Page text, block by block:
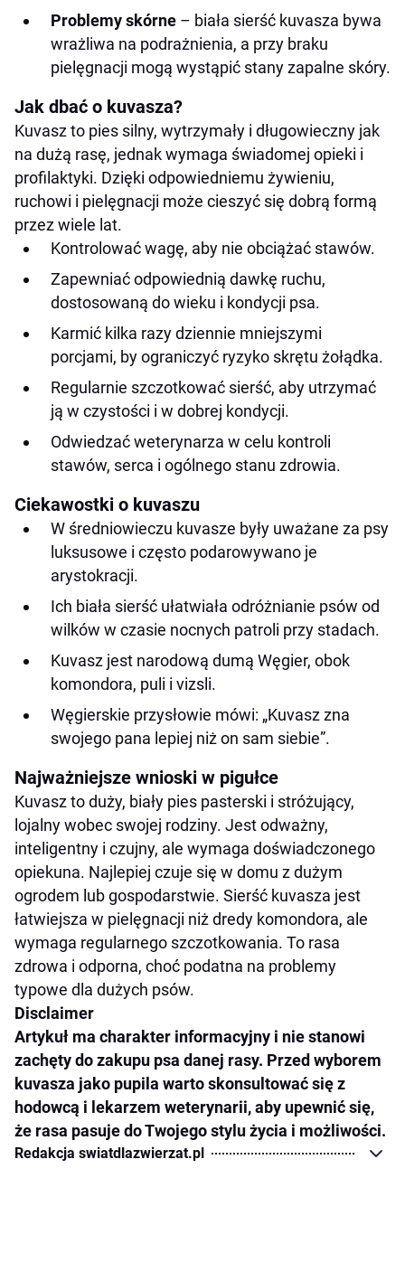
Problemy skórne – biała sierść kuvasza bywa
wrażliwa na podrażnienia, a przy braku
pielęgnacji mogą wystąpić stany zapalne skóry.
Jak dbać o kuvasza?
Kuvasz to pies silny, wytrzymały i długowieczny jak
na dużą rasę, jednak wymaga świadomej opieki i
profilaktyki. Dzięki odpowiedniemu żywieniu,
ruchowi i pielęgnacji może cieszyć się dobrą formą
przez wiele lat.
Kontrolować wagę, aby nie obciążać stawów.
Zapewniać odpowiednią dawkę ruchu,
dostosowaną do wieku i kondycji psa.
Karmić kilka razy dziennie mniejszymi
porcjami, by ograniczyć ryzyko skrętu żołądka.
Regularnie szczotkować sierść, aby utrzymać
ją w czystości i w dobrej kondycji.
Odwiedzać weterynarza w celu kontroli
stawów, serca i ogólnego stanu zdrowia.
Ciekawostki o kuvaszu
W średniowieczu kuvasze były uważane za psy
luksusowe i często podarowywano je
arystokracji.
Ich biała sierść ułatwiała odróżnianie psów od
wilków w czasie nocnych patroli przy stadach.
Kuvasz jest narodową dumą Węgier, obok
komondora, puli i vizsli.
Węgierskie przysłowie mówi: „Kuvasz zna
swojego pana lepiej niż on sam siebie”.
Najważniejsze wnioski w pigułce
Kuvasz to duży, biały pies pasterski i stróżujący,
lojalny wobec swojej rodziny. Jest odważny,
inteligentny i czujny, ale wymaga doświadczonego
opiekuna. Najlepiej czuje się w domu z dużym
ogrodem lub gospodarstwie. Sierść kuvasza jest
łatwiejsza w pielęgnacji niż dredy komondora, ale
wymaga regularnego szczotkowania. To rasa
zdrowa i odporna, choć podatna na problemy
typowe dla dużych psów.
Disclaimer
Artykuł ma charakter informacyjny i nie stanowi
zachęty do zakupu psa danej rasy. Przed wyborem
kuvasza jako pupila warto skonsultować się z
hodowcą i lekarzem weterynarii, aby upewnić się,
że rasa pasuje do Twojego stylu życia i możliwości.
Redakcja swiatdlazwierzat.pl